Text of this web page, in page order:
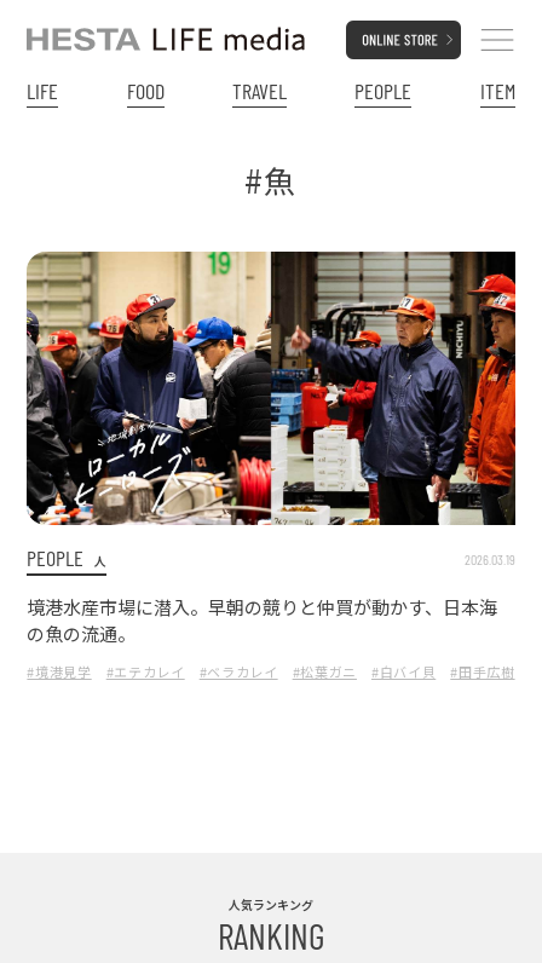
LIFE FOOD TRAVEL PEOPLE ITEM
#魚
PEOPLE 人 2026.03.19
境港水産市場に潜入。早朝の競りと仲買が動かす、日本海
の魚の流通。
#境港見学 #エテカレイ #ベラカレイ #松葉ガニ #白バイ貝 #田手広樹
人気ランキング
RANKING